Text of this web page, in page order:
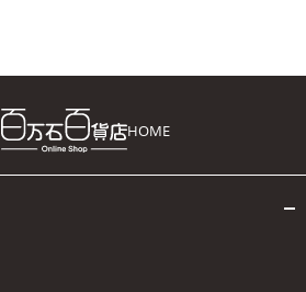
HOME